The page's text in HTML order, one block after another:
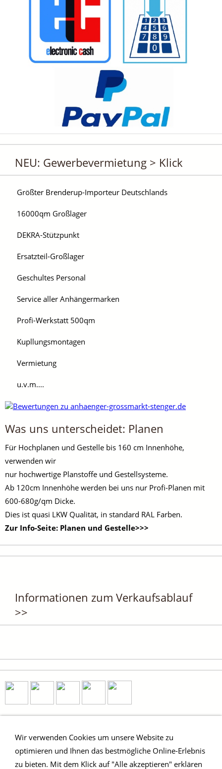
NEU: Gewerbevermietung > Klick
Größter Brenderup-Importeur Deutschlands
16000qm Großlager
DEKRA-Stützpunkt
Ersatzteil-Großlager
Geschultes Personal
Service aller Anhängermarken
Profi-Werkstatt 500qm
Kupllungsmontagen
Vermietung
u.v.m....
Was uns unterscheidet: Planen
Für Hochplanen und Gestelle bis 160 cm Innenhöhe,
verwenden wir
nur hochwertige Planstoffe und Gestellsysteme.
Ab 120cm Innenhöhe werden bei uns nur Profi-Planen mit
600-680g/qm Dicke.
Dies ist quasi LKW Qualität, in standard RAL Farben.
Zur Info-Seite: Planen und Gestelle>>>
Informationen zum Verkaufsablauf
>>
Impressum Kontakt
AGB & Wiederrufsbelehrung
Anfahrt
Datenschutzerklärung
Entsorgung /
Wir verwenden Cookies um unsere Website zu
optimieren und Ihnen das bestmögliche Online-Erlebnis
zu bieten. Mit dem Klick auf "Alle akzeptieren" erklären